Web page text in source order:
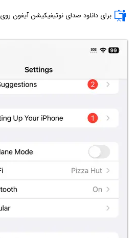
برای دانلود صدای نوتیفیکیشن آیفون روی Tone Store تپ کنید.